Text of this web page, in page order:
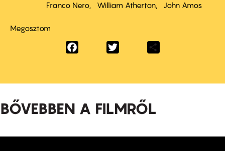
Franco Nero
William Atherton John Amos
Megosztom
Facebook
BŐVEBBEN A FILMRŐL